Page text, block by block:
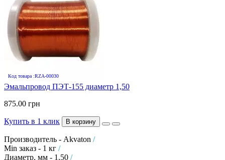
Код товара :RZA-00030
Эмальпровод ПЭТ-155 диаметр 1,50
875.00 грн
Купить в 1 клик В корзину
Производитель - Akvaton /
Min заказ - 1 кг /
Диаметр, мм - 1,50 /